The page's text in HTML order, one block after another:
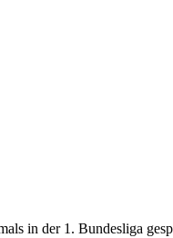
in der 1. Bundesliga